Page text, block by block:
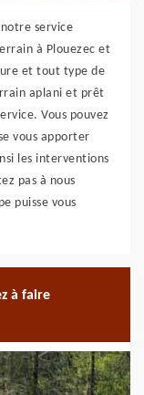
service
à Plouezec et
et tout type de
aplani et prêt
Vous pouvez
vous apporter
les interventions
pas à nous
puisse vous
à faire